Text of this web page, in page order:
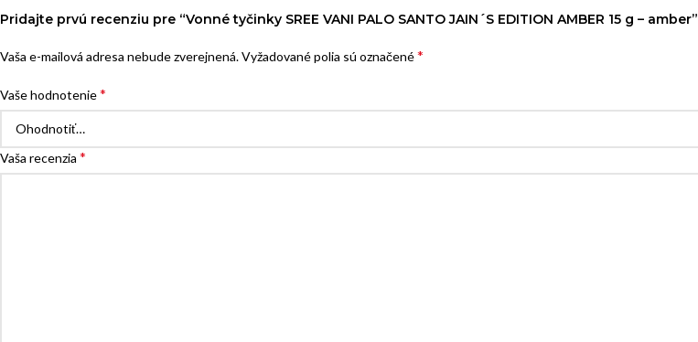
Pridajte prvú recenziu pre “Vonné tyčinky SREE VANI PALO SANTO JAIN´S EDITION AMBER 15 g – amber”
Vaša e-mailová adresa nebude zverejnená.Vyžadované polia sú označené*
Vaše hodnotenie*
Vaša recenzia *